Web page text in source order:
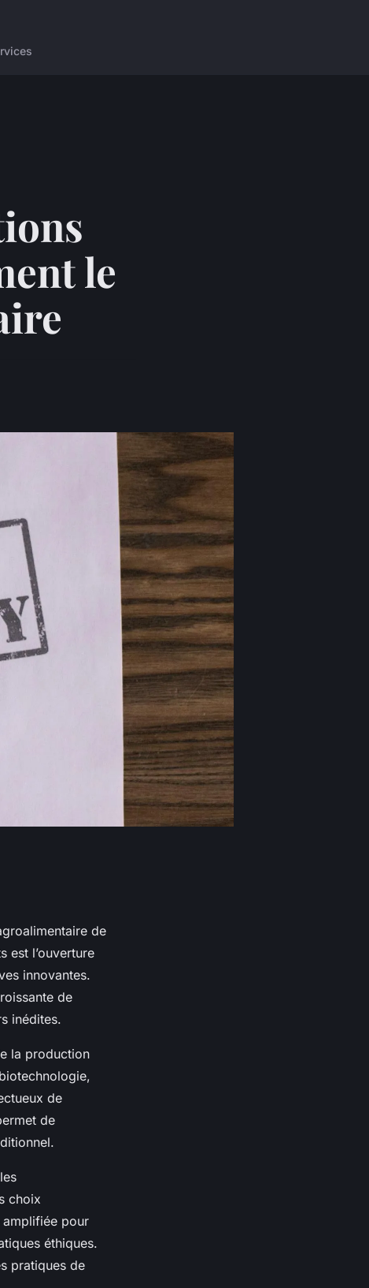
le
de
est l’ouverture
innovantes.
de
inédites.
la production
de
de
choix
amplifiée pour
éthiques.
pratiques de